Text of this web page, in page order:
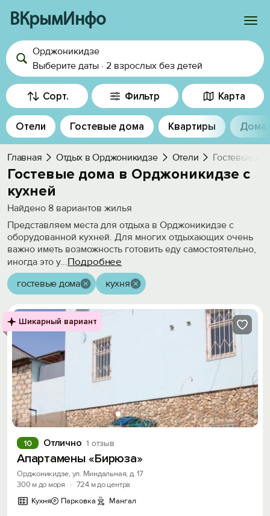
ВКрымИнфо
Войти
Избранное
История просмотра
Добавить свой объект
Орджоникидзе
Выберите даты · 2 взрослых без детей
Сорт. Фильтр Карта
Отели Гостевые дома Квартиры Дома
Главная Отдых в Орджоникидзе Отели Гостевые
Гостевые дома в Орджоникидзе с
кухней
Найдено 8 вариантов жилья
Представляем места для отдыха в Орджоникидзе с
оборудованной кухней. Для многих отдыхающих очень
важно иметь возможность готовить еду самостоятельно,
иногда это у...Подробнее
гостевые дома кухня
Шикарный вариант
Отлично 1 отзыв
10
Апартамены «Бирюза»
Орджоникидзе, ул. Миндальная, д. 17
300 м до моря
· 724 м до центра
Кухня
Парковка Мангал